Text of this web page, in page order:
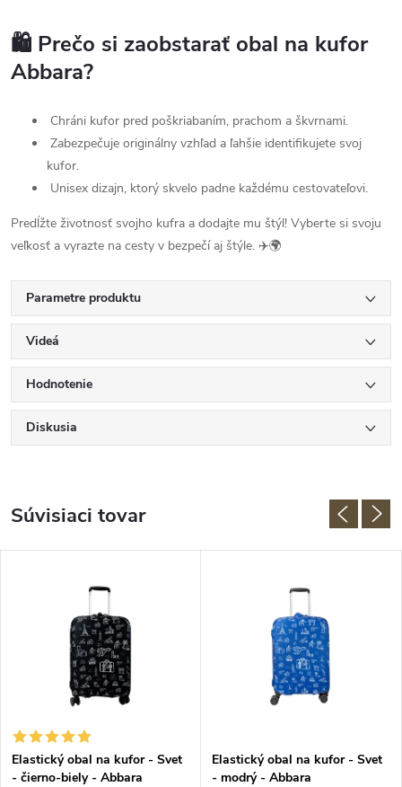
🛍️ Prečo si zaobstarať obal na kufor
Abbara?
Chráni kufor pred poškriabaním, prachom a škvrnami.
Zabezpečuje originálny vzhľad a ľahšie identifikujete svoj
kufor.
Unisex dizajn, ktorý skvelo padne každému cestovateľovi.
Predĺžte životnosť svojho kufra a dodajte mu štýl! Vyberte si svoju
veľkosť a vyrazte na cesty v bezpečí aj štýle. ✈️🌍
Parametre produktu
Videá
Hodnotenie
Diskusia
Súvisiaci tovar
Elastický obal na kufor - Svet
- čierno-biely - Abbara
Elastický obal na kufor - Svet
- modrý - Abbara